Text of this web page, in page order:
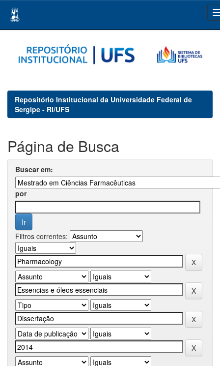
navigation
Repositório Institucional da Universidade Federal de
Sergipe - RI/UFS
Página de Busca
Buscar em:
por
Filtros correntes: